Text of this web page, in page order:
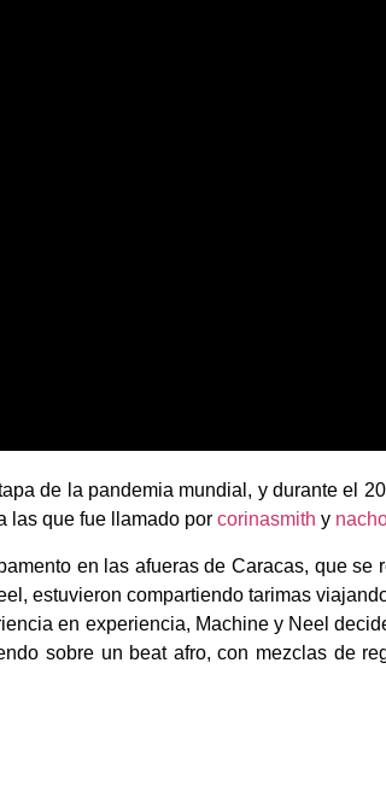
de la pandemia mundial, y durante el
las que fue llamado por corinasmith y
en las afueras de Caracas, que se
estuvieron compartiendo tarimas
en experiencia, Machine y Neel
sobre un beat afro, con mezclas de